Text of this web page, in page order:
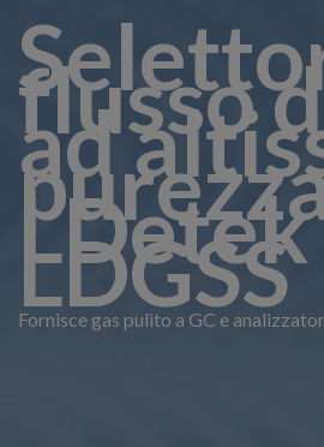
flusso
ad
LDetek
LDGSS
Fornisce gas pulito a GC e